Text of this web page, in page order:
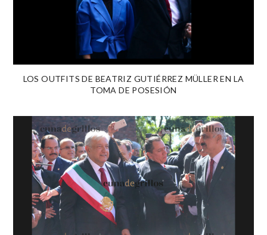
LOS OUTFITS DE BEATRIZ GUTIÉRREZ MÜLLER EN LA
TOMA DE POSESIÓN